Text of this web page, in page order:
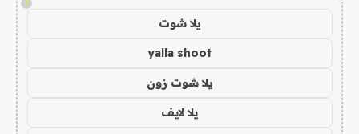
!
يلا شوت
yalla shoot
يلا شوت زون
يلا لايف